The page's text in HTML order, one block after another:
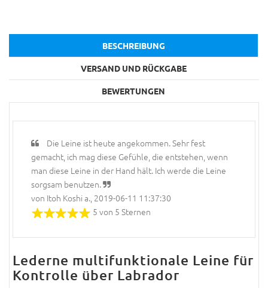
BESCHREIBUNG
VERSAND UND RÜCKGABE
BEWERTUNGEN
Die Leine ist heute angekommen. Sehr fest
gemacht, ich mag diese Gefühle, die entstehen, wenn
man diese Leine in der Hand hält. Ich werde die Leine
sorgsam benutzen.
von Itoh Koshi a., 2019-06-11 11:37:30
5 von 5 Sternen
Lederne multifunktionale Leine für
Kontrolle über Labrador